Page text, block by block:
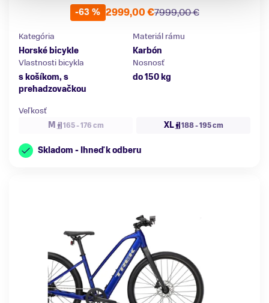
-63 %
7999,00 €
2999,00 €
Kategória
Horské bicykle
Materiál rámu
Karbón
Vlastnosti bicykla
s košíkom, s
prehadzovačkou
Nosnosť
do 150 kg
Veľkosť
M
165 - 176 cm XL 188 - 195 cm
Skladom - Ihneď k odberu